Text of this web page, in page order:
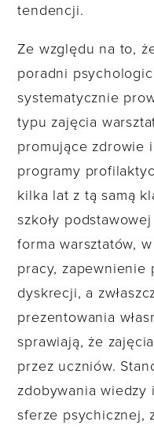
tendencji.
Ze względu na to,
poradni
systematycznie
typu zajęcia
promujące zdrowie
programy
kilka lat z tą samą
szkoły
forma warsztatów,
pracy, zapewnienie
dyskrecji, a
prezentowania
sprawiają, że
przez uczniów.
zdobywania wiedzy
sferze psychicznej,